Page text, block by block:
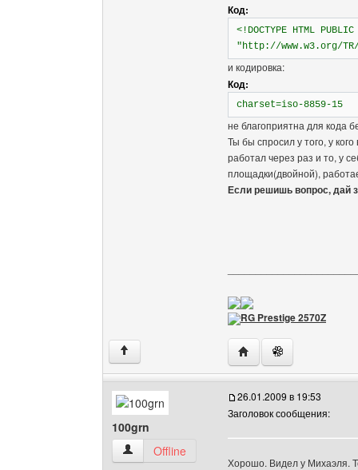
Код:
<!DOCTYPE HTML
"http://www.w3.org/
и кодировка:
Код:
charset=iso-8859-15
не благоприятна для кода
Ты бы спросил у того, у
работал через раз и то, у
площадки(двойной),
Если решишь вопрос, дай
RG Prestige 2570Z
↑ Посетить сайт
100grn
100grn Посмотреть профиль
Offline
26.01.2009 в 19:53
Заголовок сообщения:
Хорошо. Видел у Михаэля.